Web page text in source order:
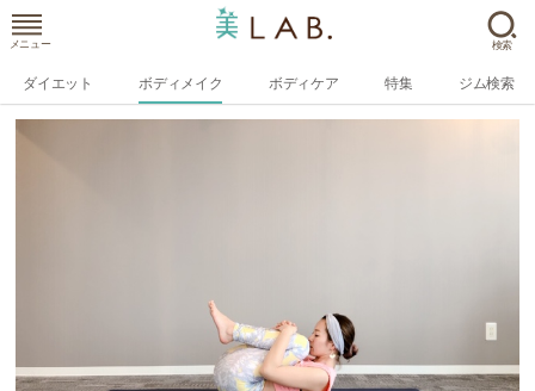
メニュー 検索
ダイエット ボディメイク ボディケア 特集 ジム検索